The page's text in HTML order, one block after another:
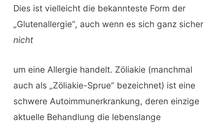
Dies ist vielleicht die bekannteste Form der
„Glutenallergie“, auch wenn es sich ganz sicher
nicht
um eine Allergie handelt. Zöliakie (manchmal
auch als „Zöliakie-Sprue“ bezeichnet) ist eine
schwere Autoimmunerkrankung, deren einzige
aktuelle Behandlung die lebenslange